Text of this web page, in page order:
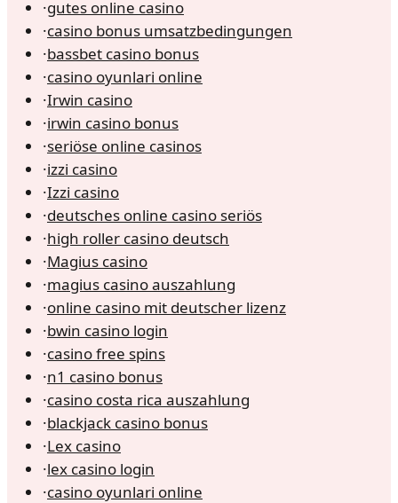
·gutes online casino
·casino bonus umsatzbedingungen
·bassbet casino bonus
·casino oyunlari online
·Irwin casino
·irwin casino bonus
·seriöse online casinos
·izzi casino
·Izzi casino
·deutsches online casino seriös
·high roller casino deutsch
·Magius casino
·magius casino auszahlung
·online casino mit deutscher lizenz
·bwin casino login
·casino free spins
·n1 casino bonus
·casino costa rica auszahlung
·blackjack casino bonus
·Lex casino
·lex casino login
·casino oyunlari online